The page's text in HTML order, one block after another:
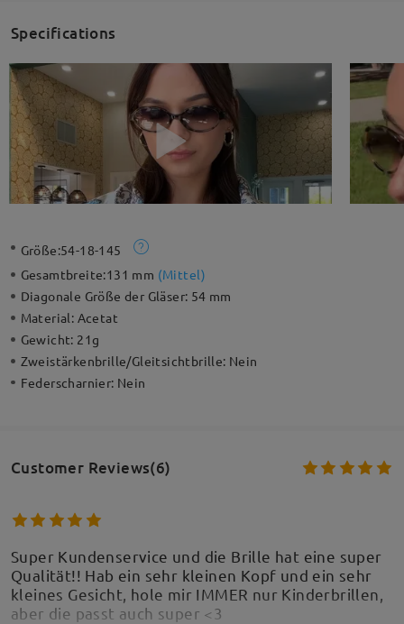
Specifications
Größe:54-18-145
Gesamtbreite:131 mm (Mittel)
Diagonale Größe der Gläser: 54 mm
Material: Acetat
Gewicht: 21g
Zweistärkenbrille/Gleitsichtbrille: Nein
Federscharnier: Nein
Customer Reviews(6)
Super Kundenservice und die Brille hat eine super
Qualität!! Hab ein sehr kleinen Kopf und ein sehr
kleines Gesicht, hole mir IMMER nur Kinderbrillen,
aber die passt auch super <3